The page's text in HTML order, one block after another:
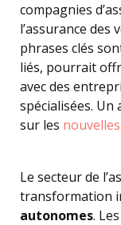
compagnies
l’assurance des
phrases clés
liés, pourrait
avec des
spécialisées.
sur les
Le secteur de
transformation
autonomes.